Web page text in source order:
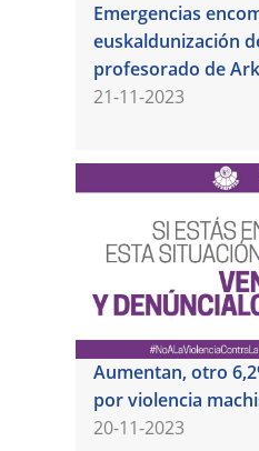
Emergencias
euskaldunización
profesorado de
21-11-2023
Aumentan, otro
por violencia
20-11-2023